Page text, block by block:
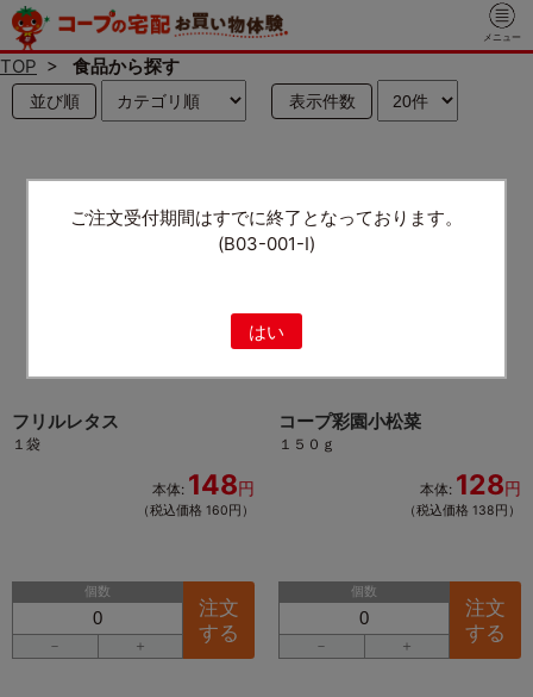
ご注文受付期間はすでに終了となっております。
(B03-001-I)
はい
メニュー
TOP > 食品から探す
並び順 表示件数
フリルレタス
１袋
本体: 148円
（税込価格 160円）
個数
－ ＋
注文
する
コープ彩園小松菜
１５０ｇ
本体: 128円
（税込価格 138円）
個数
－ ＋
注文
する